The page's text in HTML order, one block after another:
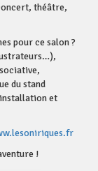
théâtre,
pour ce salon ?
du stand
et
!